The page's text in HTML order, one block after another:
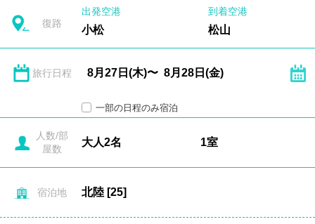
復路
出発空港
小松
到着空港
松山
旅行日程
一部の日程のみ宿泊
人数/部
屋数
宿泊地